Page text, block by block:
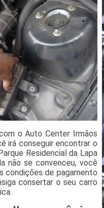
o Auto Center Irmãos
irá conseguir encontrar o
Residencial da Lapa
não se convenceu, você
condições de pagamento
consertar o seu carro